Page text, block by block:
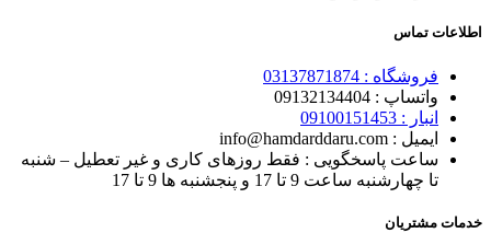
اطلاعات تماس
فروشگاه : 03137871874
واتساپ : 0 9132134404
انبار : 0 9100151453
ایمیل : info@hamdarddaru.com
ساعت پاسخگویی : فقط روزهای کاری و غیر تعطیل – شنبه
تا چهارشنبه ساعت 9 تا 17 و پنجشنبه ها 9 تا 17
خدمات مشتریان